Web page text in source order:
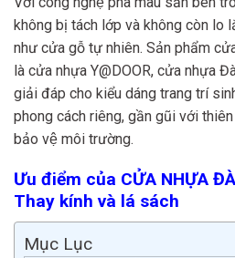
không bị tách lớp và không còn lo
như cửa gỗ tự nhiên. Sản phẩm
là cửa nhựa Y@DOOR, cửa nhựa
giải đáp cho kiểu dáng trang trí
phong cách riêng, gần gũi với
bảo vệ môi trường.
Ưu điểm của CỬA NHỰA
Thay kính và lá sách
Mục Lục